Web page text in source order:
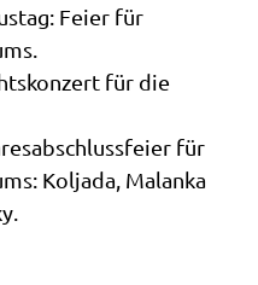
Feier für
für die
für
Koljada, Malanka